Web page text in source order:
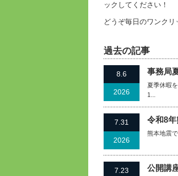
ックしてください！
どうぞ毎日のワンク
過去の記事
8.6
2026
事務局
夏季休暇
1...
7.31
2026
令和8
熊本地震
7.23
公開講